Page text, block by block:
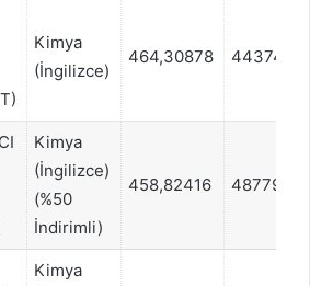
Kimya
(İngilizce)
464,30878 44374
Kimya
(İngilizce)
(%50
İndirimli)
458,82416 48779
Kimya